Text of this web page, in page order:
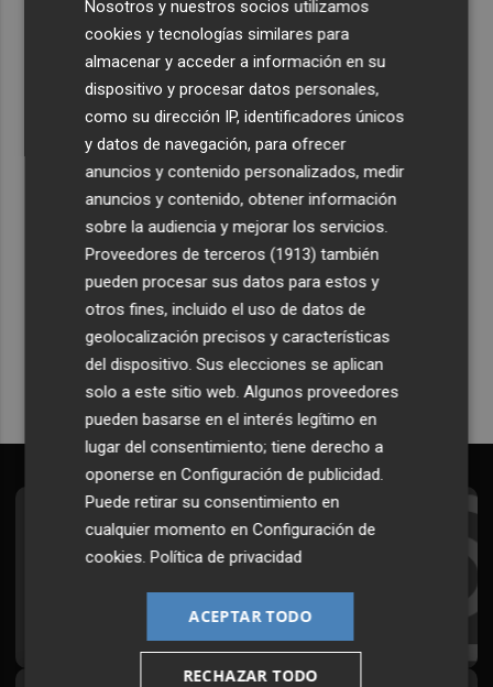
Company: “Estamos comenzando a ver el equipo que
queremos ver en la Liga”
Ocho helicópteros, un avión y más de 100 brigadas se
movilizan en Moratalla por un incendio forestal
Recibe toda la actualidad de
Plaza Podcast en tu correo
Quiero suscribirme
Suscríbete al Boletín
Todos los días a primera hora en tu email
¡Quiero suscribirme!
Nosotros y nuestros socios utilizamos
cookies y tecnologías similares para
almacenar y acceder a información en su
dispositivo y procesar datos personales,
como su dirección IP, identificadores únicos
y datos de navegación, para ofrecer
anuncios y contenido personalizados, medir
anuncios y contenido, obtener información
sobre la audiencia y mejorar los servicios.
Proveedores de terceros (1913) también
pueden procesar sus datos para estos y
otros fines, incluido el uso de datos de
geolocalización precisos y características
del dispositivo. Sus elecciones se aplican
solo a este sitio web. Algunos proveedores
pueden basarse en el interés legítimo en
lugar del consentimiento; tiene derecho a
oponerse enConfiguración de publicidad
Puede retirar su consentimiento en
cualquier momento enConfiguración de
cookies .Política de privacidad
ACEPTAR TODO
RECHAZAR TODO